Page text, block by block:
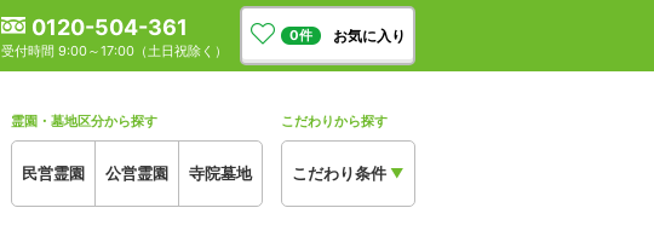
0120-504-361
受付時間 9:00～17:00（土日祝除く）
0件 お気に入り
霊園・墓地区分から探す
民営霊園 公営霊園 寺院墓地
こだわりから探す
こだわり条件 ▼